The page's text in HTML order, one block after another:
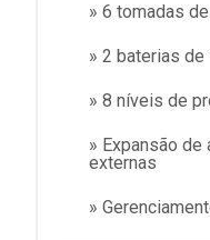
» 6 tomadas
» 2 baterias de
» 8 níveis de
» Expansão de
externas
»